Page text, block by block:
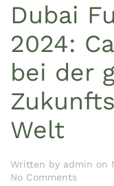
Dubai
2024:
bei der
Welt
Written by admin on
No Commentson